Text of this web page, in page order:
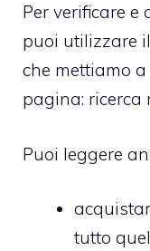
Per verificare e
puoi utilizzare
che mettiamo
pagina: ricerca
Puoi leggere
tutto